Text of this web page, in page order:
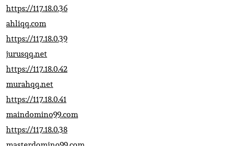
https://117.18.0.36
ahliqq.com
https://117.18.0.39
jurusqq.net
https://117.18.0.42
murahqq.net
https://117.18.0.41
maindomino99.com
https://117.18.0.38